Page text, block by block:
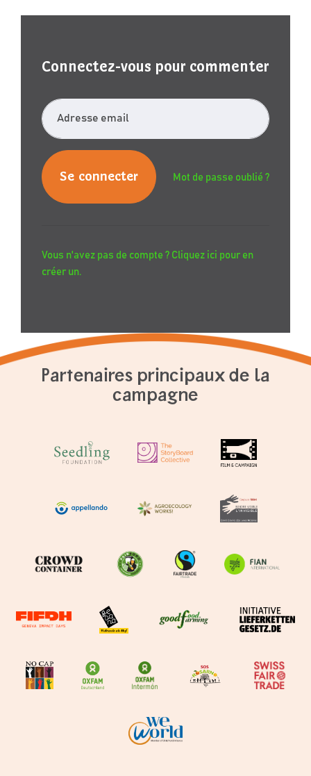
Connectez-vous pour commenter
Adresse email
Mot de passe oublié ?
Vous n'avez pas de compte ? Cliquez ici pour en
créer un.
Partenaires principaux de la
campagne